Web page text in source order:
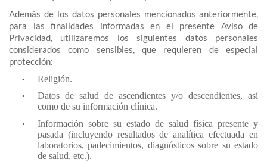
Además de los datos personales mencionados anteriormente,
para las finalidades informadas en el presente Aviso de
Privacidad, utilizaremos los siguientes datos personales
considerados como sensibles, que requieren de especial
protección:
Religión.
Datos de salud de ascendientes y/o descendientes, así
como de su información clínica.
Información sobre su estado de salud física presente y
pasada (incluyendo resultados de analítica efectuada en
laboratorios, padecimientos, diagnósticos sobre su estado
de salud, etc.).